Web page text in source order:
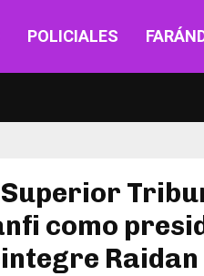
POLICIALES
Superior
como
Raidan